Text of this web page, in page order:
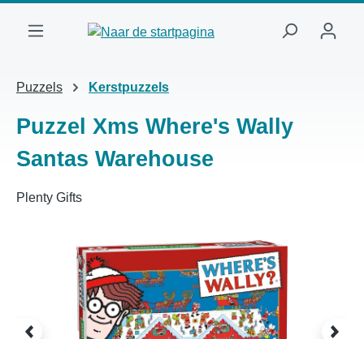
Puzzels Kerstpuzzels
Puzzel Xms Where's Wally
Santas Warehouse
Plenty Gifts